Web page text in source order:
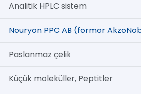
Analitik HPLC sistem
Nouryon PPC AB (former
Paslanmaz çelik
Küçük moleküller, Peptitler